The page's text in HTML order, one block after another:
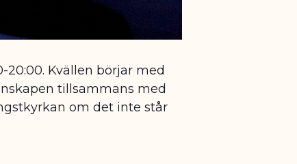
20:00. Kvällen börjar med
tillsammans med
om det inte står